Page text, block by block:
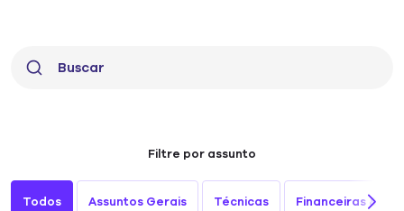
Filtre por assunto
Todos Assuntos Gerais Técnicas Financeiras &